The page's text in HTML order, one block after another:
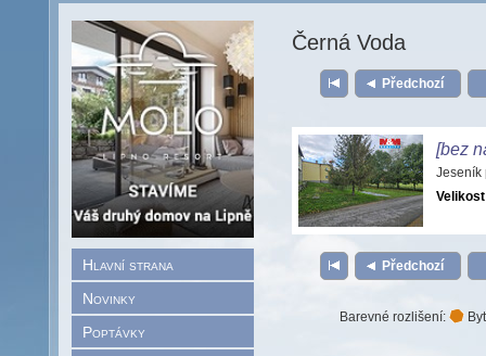
Hlavní strana
Novinky
Poptávky
Černá Voda
Předchozí
[bez
Jeseník
Předchozí
Barevné rozlišení: